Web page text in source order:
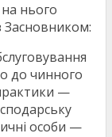
нього
Засновником:
до чинного
—
особи —